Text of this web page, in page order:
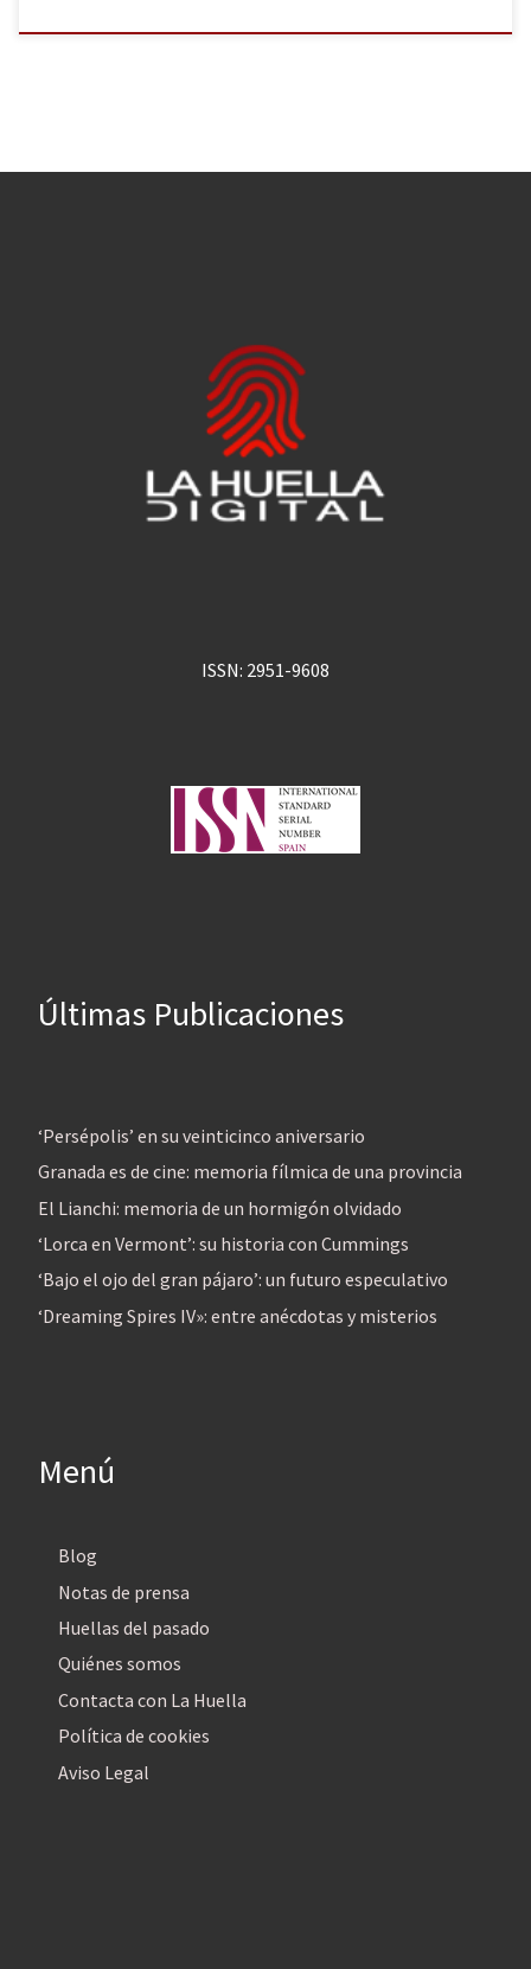
ISSN: 2951-9608
Últimas Publicaciones
‘Persépolis’ en su veinticinco aniversario
Granada es de cine: memoria fílmica de una provincia
El Lianchi: memoria de un hormigón olvidado
‘Lorca en Vermont’: su historia con Cummings
‘Bajo el ojo del gran pájaro’: un futuro especulativo
‘Dreaming Spires IV»: entre anécdotas y misterios
Menú
Blog
Notas de prensa
Huellas del pasado
Quiénes somos
Contacta con La Huella
Política de cookies
Aviso Legal